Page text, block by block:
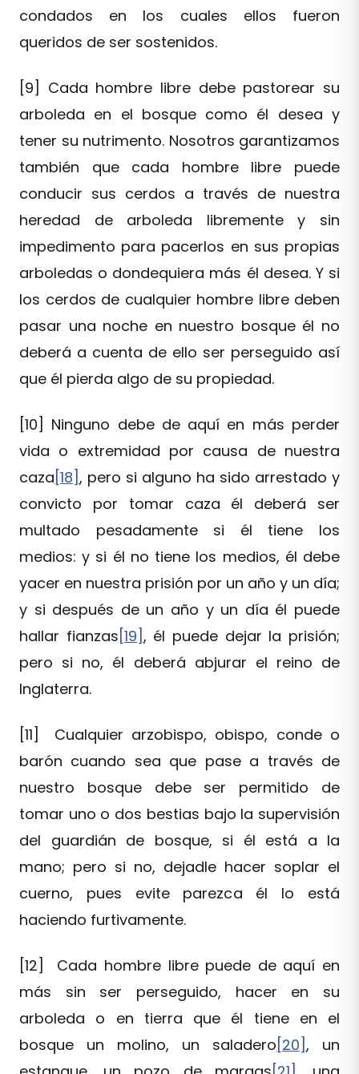
condados en los cuales ellos fueron
queridos de ser sostenidos.
[9] Cada hombre libre debe pastorear su
arboleda en el bosque como él desea y
tener su nutrimento. Nosotros garantizamos
también que cada hombre libre puede
conducir sus cerdos a través de nuestra
heredad de arboleda libremente y sin
impedimento para pacerlos en sus propias
arboledas o dondequiera más él desea. Y si
los cerdos de cualquier hombre libre deben
pasar una noche en nuestro bosque él no
deberá a cuenta de ello ser perseguido así
que él pierda algo de su propiedad.
[10] Ninguno debe de aquí en más perder
vida o extremidad por causa de nuestra
caza [18], pero si alguno ha sido arrestado y
convicto por tomar caza él deberá ser
multado pesadamente si él tiene los
medios: y si él no tiene los medios, él debe
yacer en nuestra prisión por un año y un día;
y si después de un año y un día él puede
hallar fianzas [19], él puede dejar la prisión;
pero si no, él deberá abjurar el reino de
Inglaterra.
[11]
Cualquier arzobispo, obispo, conde o
barón cuando sea que pase a través de
nuestro bosque debe ser permitido de
tomar uno o dos bestias bajo la supervisión
del guardián de bosque, si él está a la
mano; pero si no, dejadle hacer soplar el
cuerno, pues evite parezca él lo está
haciendo furtivamente.
[12]
Cada hombre libre puede de aquí en
más sin ser perseguido, hacer en su
arboleda o en tierra que él tiene en el
bosque un molino, un saladero [20], un